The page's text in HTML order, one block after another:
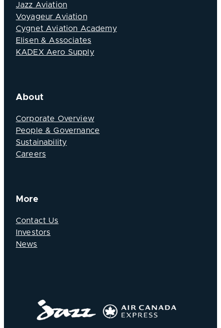
Jazz Aviation
Voyageur Aviation
Cygnet Aviation Academy
Elisen & Associates
KADEX Aero Supply
About
Corporate Overview
People & Governance
Sustainability
Careers
More
Contact Us
Investors
News